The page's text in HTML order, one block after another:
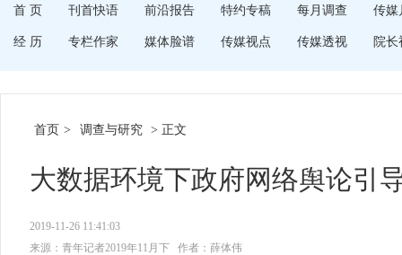
首 页 刊首快语 前沿报告 特约专稿 每月调查 传媒
经 历 专栏作家 媒体脸谱 传媒视点 传媒透视 院长
首页 > 调查与研究 > 正文
大数据环境下政府网络舆论引
2019-11-26 11:41:03
来源：青年记者2019年11月下
作者：薛体伟